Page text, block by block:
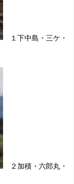
１下中島・三ケ・
２加積・六郎丸・